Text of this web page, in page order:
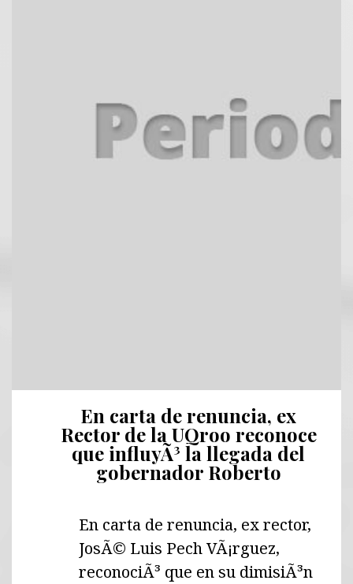
En carta de renuncia, ex
Rector de la UQroo reconoce
que influyÃ³ la llegada del
gobernador Roberto
En carta de renuncia, ex rector,
JosÃ© Luis Pech VÃ¡rguez,
reconociÃ³ que en su dimisiÃ³n